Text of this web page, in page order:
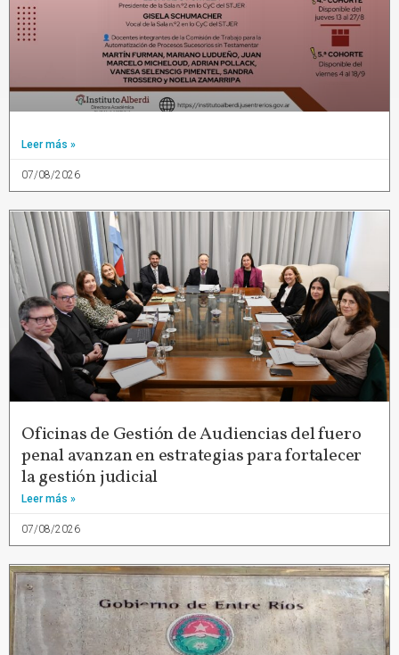
Leer más »
07/08/2026
Oficinas de Gestión de Audiencias del fuero
penal avanzan en estrategias para fortalecer
la gestión judicial
Leer más »
07/08/2026